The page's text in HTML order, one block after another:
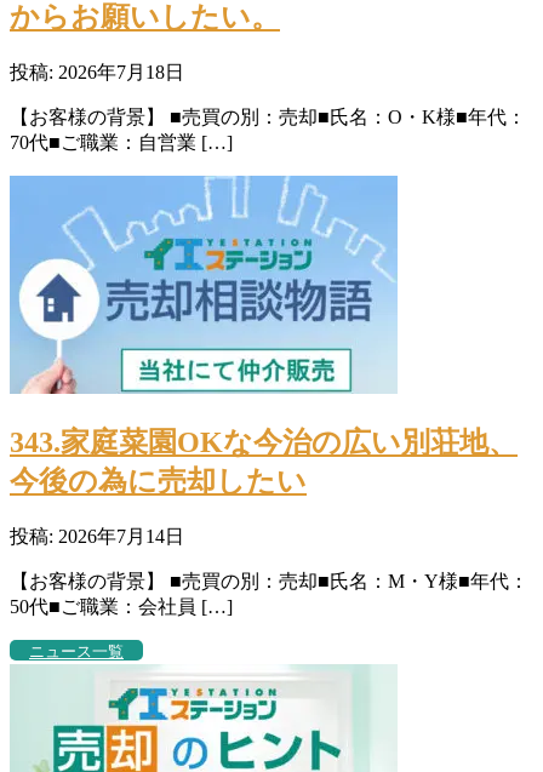
からお願いしたい。
投稿: 2026年7月18日
【お客様の背景】 ■売買の別：売却■氏名：O・K様■年代：
70代■ご職業：自営業 […]
343.家庭菜園OKな今治の広い別荘地、
今後の為に売却したい
投稿: 2026年7月14日
【お客様の背景】 ■売買の別：売却■氏名：M・Y様■年代：
50代■ご職業：会社員 […]
ニュース一覧